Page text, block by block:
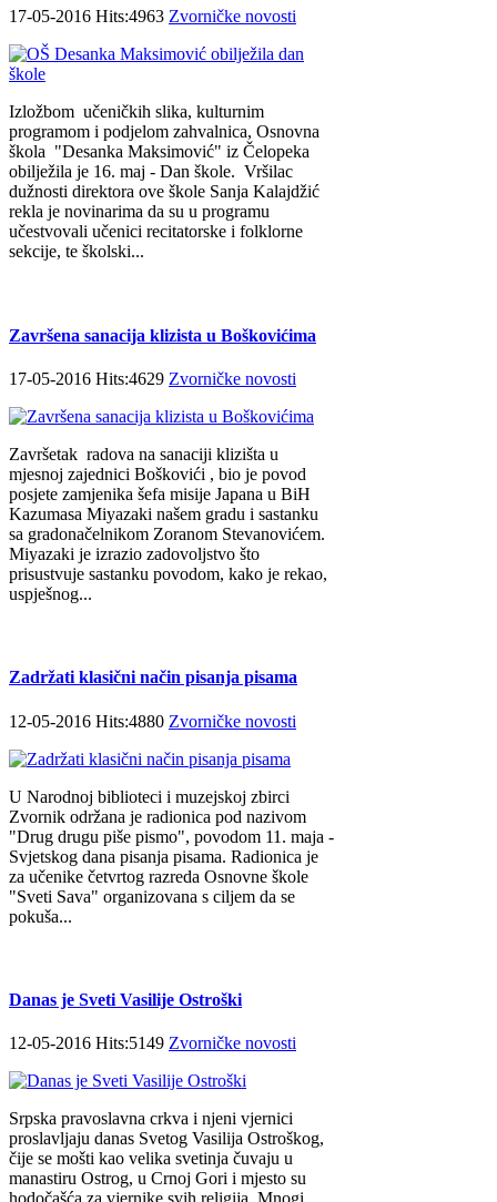
17-05-2016 Hits:4963 Zvorničke novosti
Izložbom učeničkih slika, kulturnim
programom i podjelom zahvalnica, Osnovna
škola "Desanka Maksimović" iz Čelopeka
obilježila je 16. maj - Dan škole. Vršilac
dužnosti direktora ove škole Sanja Kalajdžić
rekla je novinarima da su u programu
učestvovali učenici recitatorske i folklorne
sekcije, te školski...
Završena sanacija klizista u Boškovićima
17-05-2016 Hits:4629 Zvorničke novosti
Završetak radova na sanaciji klizišta u
mjesnoj zajednici Boškovići , bio je povod
posjete zamjenika šefa misije Japana u BiH
Kazumasa Miyazaki našem gradu i sastanku
sa gradonačelnikom Zoranom Stevanovićem.
Miyazaki je izrazio zadovoljstvo što
prisustvuje sastanku povodom, kako je rekao,
uspješnog...
Zadržati klasični način pisanja pisama
12-05-2016 Hits:4880 Zvorničke novosti
U Narodnoj biblioteci i muzejskoj zbirci
Zvornik održana je radionica pod nazivom
"Drug drugu piše pismo", povodom 11. maja -
Svjetskog dana pisanja pisama. Radionica je
za učenike četvrtog razreda Osnovne škole
"Sveti Sava" organizovana s ciljem da se
pokuša...
Danas je Sveti Vasilije Ostroški
12-05-2016 Hits:5149 Zvorničke novosti
Srpska pravoslavna crkva i njeni vjernici
proslavljaju danas Svetog Vasilija Ostroškog,
čije se mošti kao velika svetinja čuvaju u
manastiru Ostrog, u Crnoj Gori i mjesto su
hodočašća za vjernike svih religija. Mnogi